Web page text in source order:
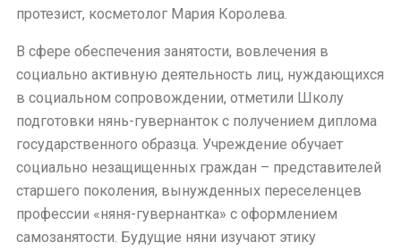
протезист, косметолог Мария Королева.
В сфере обеспечения занятости, вовлечения в
социально активную деятельность лиц, нуждающихся
в социальном сопровождении, отметили Школу
подготовки нянь-гувернанток с получением диплома
государственного образца. Учреждение обучает
социально незащищенных граждан – представителей
старшего поколения, вынужденных переселенцев
профессии «няня-гувернантка» с оформлением
самозанятости. Будущие няни изучают этику